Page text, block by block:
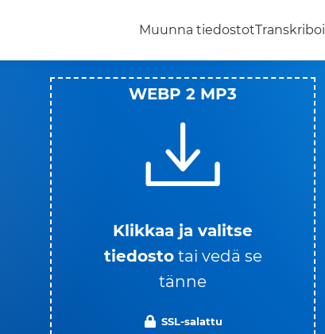
Muunna tiedostotTranskriboi
WEBP 2 MP3
Klikkaa ja valitse
tiedosto tai vedä se
tänne
SSL-salattu